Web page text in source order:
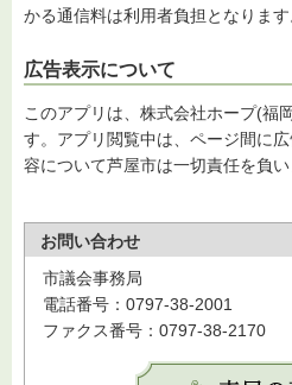
かる通信料は利用者負担となります
広告表示について
このアプリは、株式会社ホープ(福
す。アプリ閲覧中は、ページ間に
容について芦屋市は一切責任を負い
お問い合わせ
市議会事務局
電話番号：0797-38-2001
ファクス番号：0797-38-2170